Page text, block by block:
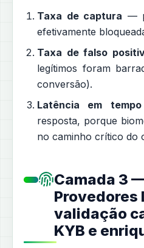
Taxa de captura —
efetivamente
Taxa de falso
legítimos foram
conversão).
Latência em
resposta, porque
no caminho crítico do
Camada 3
Provedores
validação
KYB e